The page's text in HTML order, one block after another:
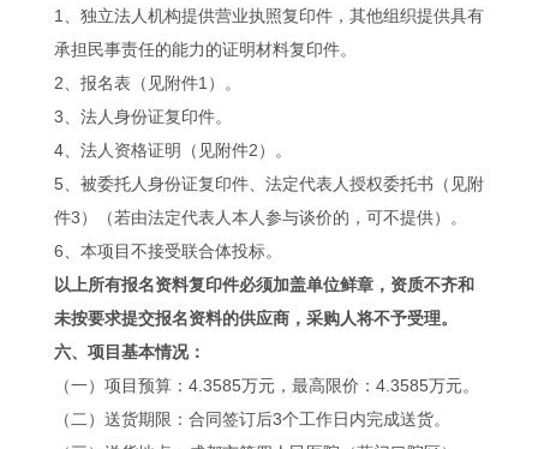
1、独立法人机构提供营业执照复印件，其他组织提供具有
承担民事责任的能力的证明材料复印件。
2、报名表（见附件1）。
3、法人身份证复印件。
4、法人资格证明（见附件2）。
5、被委托人身份证复印件、法定代表人授权委托书（见附
件3）（若由法定代表人本人参与谈价的，可不提供）。
6、本项目不接受联合体投标。
以上所有报名资料复印件必须加盖单位鲜章，资质不齐和
未按要求提交报名资料的供应商，采购人将不予受理。
六、项目基本情况：
（一）项目预算：4.3585万元，最高限价：4.3585万元。
（二）送货期限：合同签订后3个工作日内完成送货。